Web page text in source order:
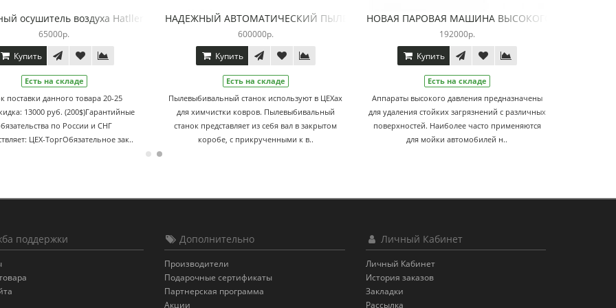
50L
и
..
Настенный осушитель воздуха Hatller 50L (Предзаказ)
Купить
Срок поставки данного товара 20-25
дней.Скидка: 13000 руб. (200$)Гарантийные
обязательства по России и СНГ
осуществляет: ЦЕХ-ТоргОбязательное зак..
НАДЕЖНЫЙ АВТОМАТИЧЕСКИЙ ПЫЛЕВЫБИВАЛЬНЫЙ СТАНОК ДЛЯ ЦЕХА ДЛЯ
Купить
Пылевыбивальный станок используют в ЦЕХах
для химчистки ковров. Пылевыбивальный
станок представляет из себя вал в закрытом
коробе, с прикрученными к в..
НОВАЯ ПАРОВАЯ МАШИНА
Купить
Аппараты высокого давления
для удаления стойких загрязнений с
поверхностей. Наиболее часто применяются
для мойки автомобилей н..
поддержки Дополнительно
Производители
Подарочные сертификаты
Партнерская программа
Акции
Личный Кабинет
Личный Кабинет
История заказов
Закладки
Рассылка